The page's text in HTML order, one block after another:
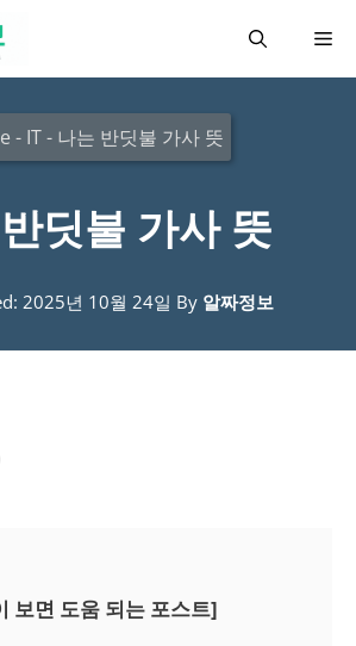
메
- IT- 나는 반딧불 가사 뜻
딧불 가사 뜻
2025년 10월 24일 By 알짜정보
보면 도움 되는 포스트]